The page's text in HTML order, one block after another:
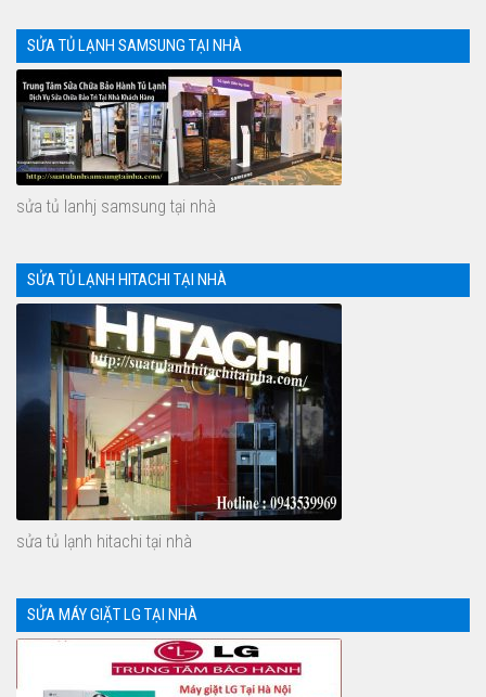
SỬA TỦ LẠNH SAMSUNG TẠI NHÀ
sửa tủ lanhj samsung tại nhà
SỬA TỦ LẠNH HITACHI TẠI NHÀ
sửa tủ lạnh hitachi tại nhà
SỬA MÁY GIẶT LG TẠI NHÀ